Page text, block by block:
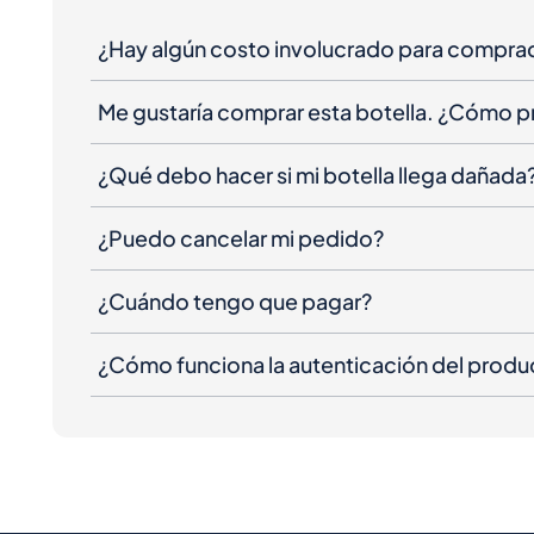
¿Hay algún costo involucrado para
Me gustaría comprar esta botella. ¿Cómo
¿Qué debo hacer si mi botella llega
¿Puedo cancelar mi pedido?
¿Cuándo tengo que pagar?
¿Cómo funciona la autenticación del